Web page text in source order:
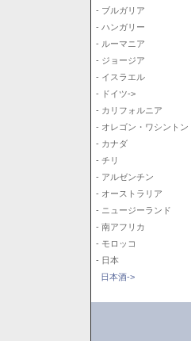
- ブルガリア
- ハンガリー
- ルーマニア
- ジョージア
- イスラエル
- ドイツ->
- カリフォルニア
- オレゴン・ワシントン
- カナダ
- チリ
- アルゼンチン
- オーストラリア
- ニュージーランド
- 南アフリカ
- モロッコ
- 日本
日本酒->